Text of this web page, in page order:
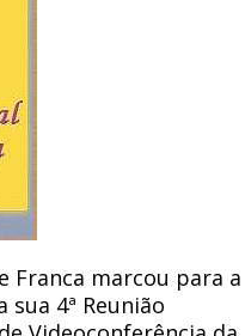
Franca marcou para a
4ª Reunião